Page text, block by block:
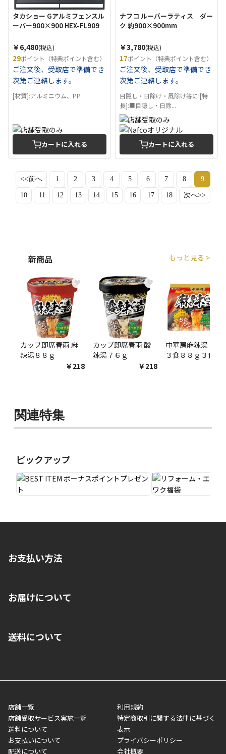
タカショー Gアルミフェンスル
ーバー900×900 HEX-FL909
￥6,480(税込)
29ポイント（特典ポイント含む）
ご注文後、受取店で準備でき
次第ご連絡します。
[材質]:アルミニウム、PP
カートに入れる
ナフコ ルーバーラティス ダー
ク 約900×900mm
￥3,780(税込)
17ポイント（特典ポイント含む）
ご注文後、受取店で準備でき
次第ご連絡します。
目隠し・日除け・風除け等に![特
長]:■目隠し・日除...
カートに入れる
<<前へ 1 2 3 4 5 6 7 8 9
10 11 12 13 14 15 16 17 18 次へ>>
新商品 もっと見る >
♥
カップ即席春雨 麻
辣湯８８ｇ
￥218
♥
カップ即席春雨 酸
辣湯７６ｇ
￥218
中華房麻辣湯 袋麺
３食８８ｇ３食
関連特集
ピックアップ
お支払い方法
いいただくことはできません。ご了承ください。
■代金引換(代引)※手数料がかかります
■商品によっては一部決済方法が使用できない場合がございま
す。
お届けについて
ご注文が確認出来次第、1～4営業日に発送いたします。「お取り
メーカー直送品など一部商品については、その他商品との購入に
制限がかかる場合がございます。また発送日についても、通常と
異なる場合がございます。対象商品の説明ページをご確認くださ
い。
送料について
店舗一覧
店舗受取サービス実施一覧
送料について
お支払いについて
配送について
利用規約
特定商取引に関する法律に基づく
表示
プライバシーポリシー
会社概要